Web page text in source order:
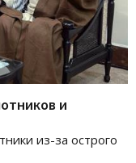
и
из-за острого